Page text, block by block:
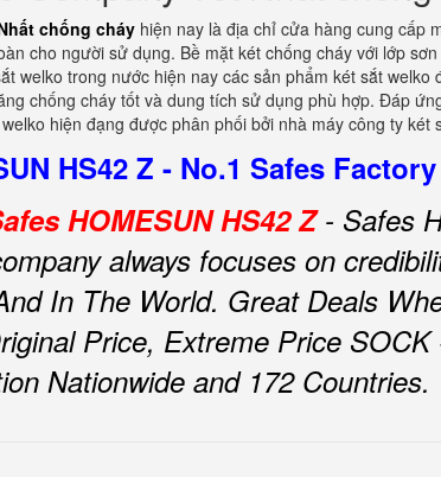
chống cháy hiện nay là địa chỉ cửa hàng cung cấp
cho người sử dụng. Bề mặt két chống cháy với lớp
welko trong nước hiện nay các sản phẩm két sắt
chống cháy tốt và dung tích sử dụng phù hợp. Đáp
hiện đạng được phân phối bởi nhà máy công ty két
HS42 Z - No.1 Safes
HOMESUN HS42 Z- Safes
always focuses on
In The World. Great Deals
Price, Extreme Price
Nationwide and 172 Countries.